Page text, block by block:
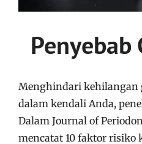
Penyebab
Menghindari kehilangan
dalam kendali Anda,
Dalam Journal of
mencatat 10 faktor risiko